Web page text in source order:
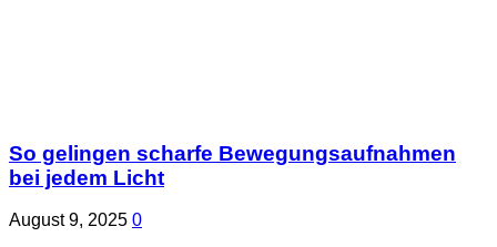
So gelingen scharfe Bewegungsaufnahmen
bei jedem Licht
August 9, 2025 0